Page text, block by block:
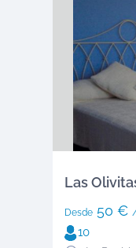
Las
Desde50 €
10